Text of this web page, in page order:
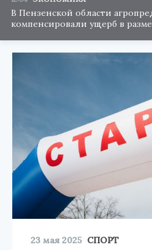
В Пензенской области
компенсировали ущерб в
23 мая 2025 СПОРТ